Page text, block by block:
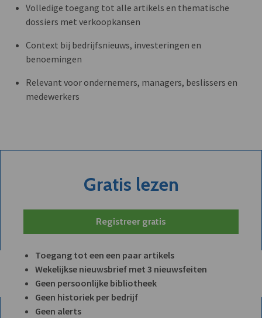
Volledige toegang tot alle artikels en thematische
dossiers met verkoopkansen
Context bij bedrijfsnieuws, investeringen en
benoemingen
Relevant voor ondernemers, managers, beslissers en
medewerkers
Gratis lezen
Registreer gratis
Toegang tot een een paar artikels
Wekelijkse nieuwsbrief met 3 nieuwsfeiten
Geen persoonlijke bibliotheek
Geen historiek per bedrijf
Geen alerts